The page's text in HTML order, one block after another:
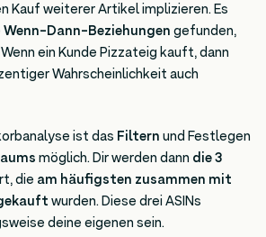
Kauf weiterer Artikel implizieren. Es
Wenn-Dann-Beziehungengefunden,
ein Kunde Pizzateig kauft, dann
Wahrscheinlichkeit auch
ist das Filternund Festlegen
möglich. Dir werden dann die 3
die am häufigsten zusammen mit
wurden. Diese drei ASINs
deine eigenen sein.